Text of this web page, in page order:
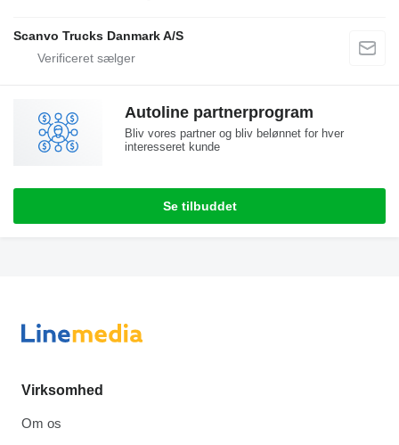
Scanvo Trucks Danmark A/S
Autoline partnerprogram
Bliv vores partner og bliv belønnet for hver
interesseret kunde
Se tilbuddet
Virksomhed
Om os